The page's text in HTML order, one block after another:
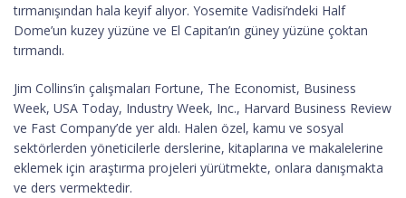
tırmanışından hala keyif alıyor. Yosemite Vadisi’ndeki Half
Dome’un kuzey yüzüne ve El Capitan’ın güney yüzüne çoktan
tırmandı.
Jim Collins’in çalışmaları Fortune, The Economist, Business
Week, USA Today, Industry Week, Inc., Harvard Business Review
ve Fast Company’de yer aldı. Halen özel, kamu ve sosyal
sektörlerden yöneticilerle derslerine, kitaplarına ve makalelerine
eklemek için araştırma projeleri yürütmekte, onlara danışmakta
ve ders vermektedir.